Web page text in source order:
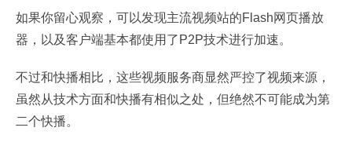
如果你留心观察，可以发现主流视频站的Flash网页播放
器，以及客户端基本都使用了P2P技术进行加速。
不过和快播相比，这些视频服务商显然严控了视频来源，
虽然从技术方面和快播有相似之处，但绝然不可能成为第
二个快播。